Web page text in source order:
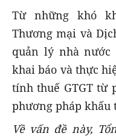
Từ những khó
Thương mại và
quản lý nhà nước
khai báo và thực
tính thuế GTGT từ
phương pháp khấu
Về vấn đề này,